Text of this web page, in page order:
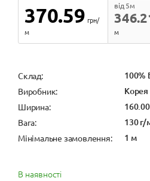
370.59 грн/
м
від 5м
м
Cклад: 100%
Виробник: Корея
Ширина:
Вага: 130 г/
Мінімальне замовлення: 1 м
В наявності